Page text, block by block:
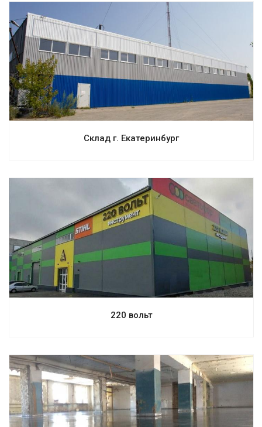
Смотреть проект
Склад г. Екатеринбург
Смотреть проект
220 вольт
Смотреть проект